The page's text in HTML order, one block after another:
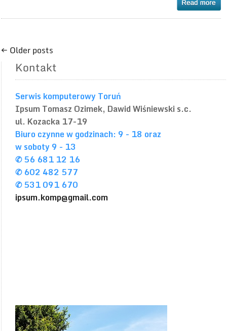
← Older posts
Kontakt
Serwis komputerowy Toruń
Ipsum Tomasz Ozimek, Dawid Wiśniewski s.c.
ul. Kozacka 17-19
Biuro czynne w godzinach: 9 - 18 oraz
w soboty 9 - 13
✆ 56 681 12 16
✆ 602 482 577
✆ 531 091 670
ipsum.komp@gmail.com